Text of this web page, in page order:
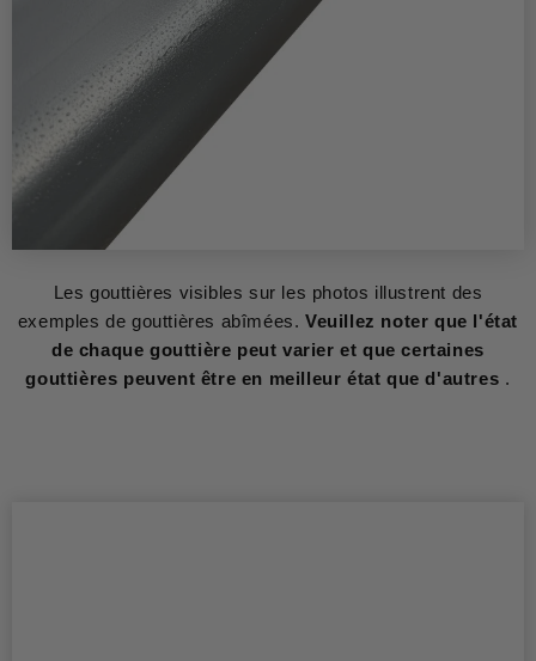
Les gouttières visibles sur les photos illustrent des
exemples de gouttières abîmées.Veuillez noter que l'état
de chaque gouttière peut varier et que certaines
gouttières peuvent être en meilleur état que d'autres .